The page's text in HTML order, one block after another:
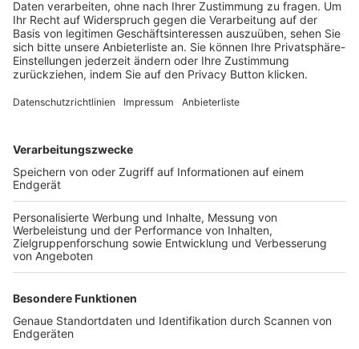
Trainerbörse
Login SpielPlus
FOLGE DEM BFV
TOP-VEREINE
TOP-PARTNER